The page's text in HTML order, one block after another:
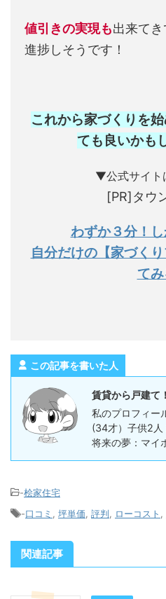
値引きの実現も出来て
進捗しそうです！
これから家づくりを
ても良いかも
▼公式サイ
[PR]タウ
わずか３分！し
自分だけの【家づく
て
この記事を書いた人
賃貸から戸建て
私のプロフィ
(34才）子供2
将来の夢：マイ
-桧家住宅
-口コミ 坪単価 評判 ローコスト
関連記事